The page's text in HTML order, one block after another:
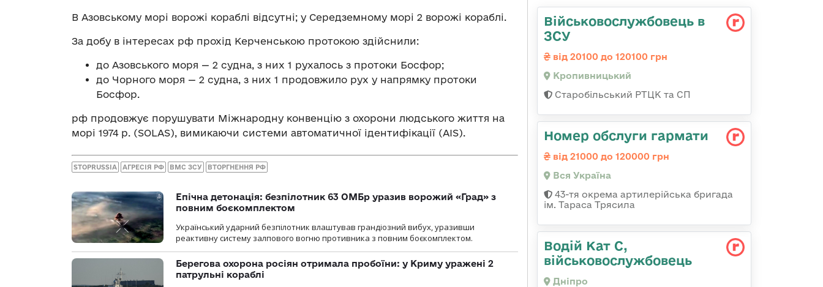
В Азовському морі ворожі кораблі відсутні; у Середземному морі 2 ворожі кораблі.
За добу в інтересах рф прохід Керченською протокою здійснили:
до Азовського моря — 2 судна, з них 1 рухалось з протоки Босфор;
до Чорного моря — 2 судна, з них 1 продовжило рух у напрямку протоки
Босфор.
рф продовжує порушувати Міжнародну конвенцію з охорони людського життя на
морі 1974 р. (SOLAS), вимикаючи системи автоматичної ідентифікації (AIS).
STOPRUSSIA АГРЕСІЯ РФ ВМС ЗСУ ВТОРГНЕННЯ РФ
Епічна детонація: безпілотник 63 ОМБр уразив ворожий «Град» з
повним боєкомплектом
Український ударний безпілотник влаштував грандіозний вибух, уразивши
реактивну систему залпового вогню противника з повним боєкомплектом.
Берегова охорона росіян отримала пробоїни: у Криму уражені 2
патрульні кораблі
Військовослужбовець в
ЗСУ
від 20100 до 120100 грн
Кропивницький
Старобільський РТЦК та СП
Номер обслуги гармати
від 21000 до 120000 грн
Вся Україна
43-тя окрема артилерійська бригада
ім. Тараса Трясила
Водій Кат С,
військовослужбовець
Дніпро